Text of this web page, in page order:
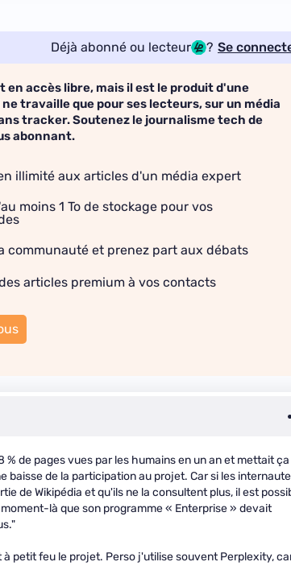
Déjà abonné ou lecteur ? Se
en accès libre, mais il est le produit d'une
travaille que pour ses lecteurs, sur un média
tracker. Soutenez le journalisme tech de
abonnant.
illimité aux articles d'un média expert
moins 1 To de stockage pour vos
communauté et prenez part aux débats
articles premium à vos contacts
de pages vues par les humains en un an et mettait ça
baisse de la participation au projet. Car si les
de Wikipédia et qu'ils ne la consultent plus, il est
là que son programme « Enterprise » devait
petit feu le projet. Perso j'utilise souvent Perplexity,